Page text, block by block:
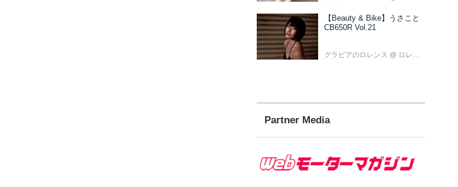
【Beauty & Bike】うさこと
CB650R Vol.21
グラビアのロレンス @ ロレンス編集部
Partner Media